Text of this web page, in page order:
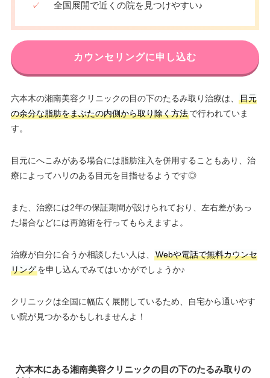
✓ 全国展開で近くの院を見つけやすい♪
カウンセリングに申し込む
六本木の湘南美容クリニックの目の下のたるみ取り治療は、
目元
の余分な脂肪をまぶたの内側から取り除く方法で行われていま
す。
目元にへこみがある場合には脂肪注入を併用することもあり、治
療によってハリのある目元を目指せるようです◎
また、治療には2年の保証期間が設けられており、左右差があっ
た場合などには再施術を行ってもらえますよ。
治療が自分に合うか相談したい人は、
Webや電話で無料カウンセ
リングを申し込んでみてはいかがでしょうか♪
クリニックは全国に幅広く展開しているため、自宅から通いやす
い院が見つかるかもしれませんよ！
六本木にある湘南美容クリニックの目の下のたるみ取りの